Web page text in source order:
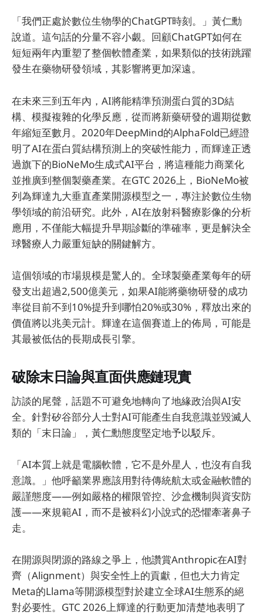
「我們正處於數位生物學的ChatGPT時刻。」黃仁勳
說道。這句話的分量不容小覷。回顧ChatGPT如何在
短短兩年內重塑了整個軟體產業，如果類似的技術跳躍
發生在藥物研發領域，其影響將更加深遠。
在未來三到五年內，AI將能精準預測蛋白質的3D結
構、模擬複雜的化學反應，從而將新藥研發的週期從數
年縮短至數月。2020年DeepMind的AlphaFold已經證
明了AI在蛋白質結構預測上的突破性能力，而輝達正透
過旗下的BioNeMo生成式AI平台，將這種能力商業化
並推廣到整個製藥產業。在GTC 2026上，BioNeMo被
列為輝達九大垂直產業開源模型之一，專注於數位生物
學領域的前沿研究。此外，AI在放射科醫療影像的分析
應用，不僅能大幅提升早期診斷的準確率，更是解決全
球醫療人力嚴重短缺的關鍵解方。
這個領域的市場規模是驚人的。全球製藥產業每年的研
發支出超過2,500億美元，如果AI能將藥物研發的成功
率從目前不到10%提升到哪怕20%或30%，釋放出來的
價值將以兆美元計。輝達在這個賽道上的佈局，可能是
其最被低估的長期成長引擎。
破除末日論與直面供應鏈現實
訪談的尾聲，話題不可避免地轉向了地緣政治與AI安
全。針對矽谷部分人士對AI可能產生自我意識並毀滅人
類的「末日論」，黃仁勳態度堅定地予以駁斥。
「AI本質上就是電腦軟體，它不是外星人，也沒有自我
意識。」他呼籲業界應該用對待傳統航太或金融軟體的
嚴謹態度——例如嚴格的權限管控、沙盒機制與資安防
護——來規範AI，而不是被科幻小說式的恐懼牽著鼻子
走。
在開源與閉源的路線之爭上，他讚賞Anthropic在AI對
齊（Alignment）與安全性上的貢獻，但也大力肯定
Meta的Llama等開源模型對於建立全球AI生態系的絕
對必要性。GTC 2026上輝達的行動更加清楚地表明了